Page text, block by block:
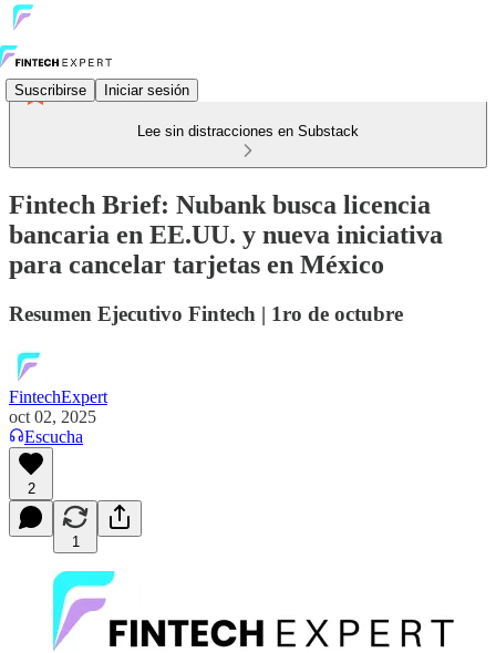
Suscribirse Iniciar sesión
Lee sin distracciones en Substack
Fintech Brief: Nubank busca licencia
bancaria en EE.UU. y nueva iniciativa
para cancelar tarjetas en México
Resumen Ejecutivo Fintech | 1ro de octubre
FintechExpert
oct 02, 2025
Escucha
2
1